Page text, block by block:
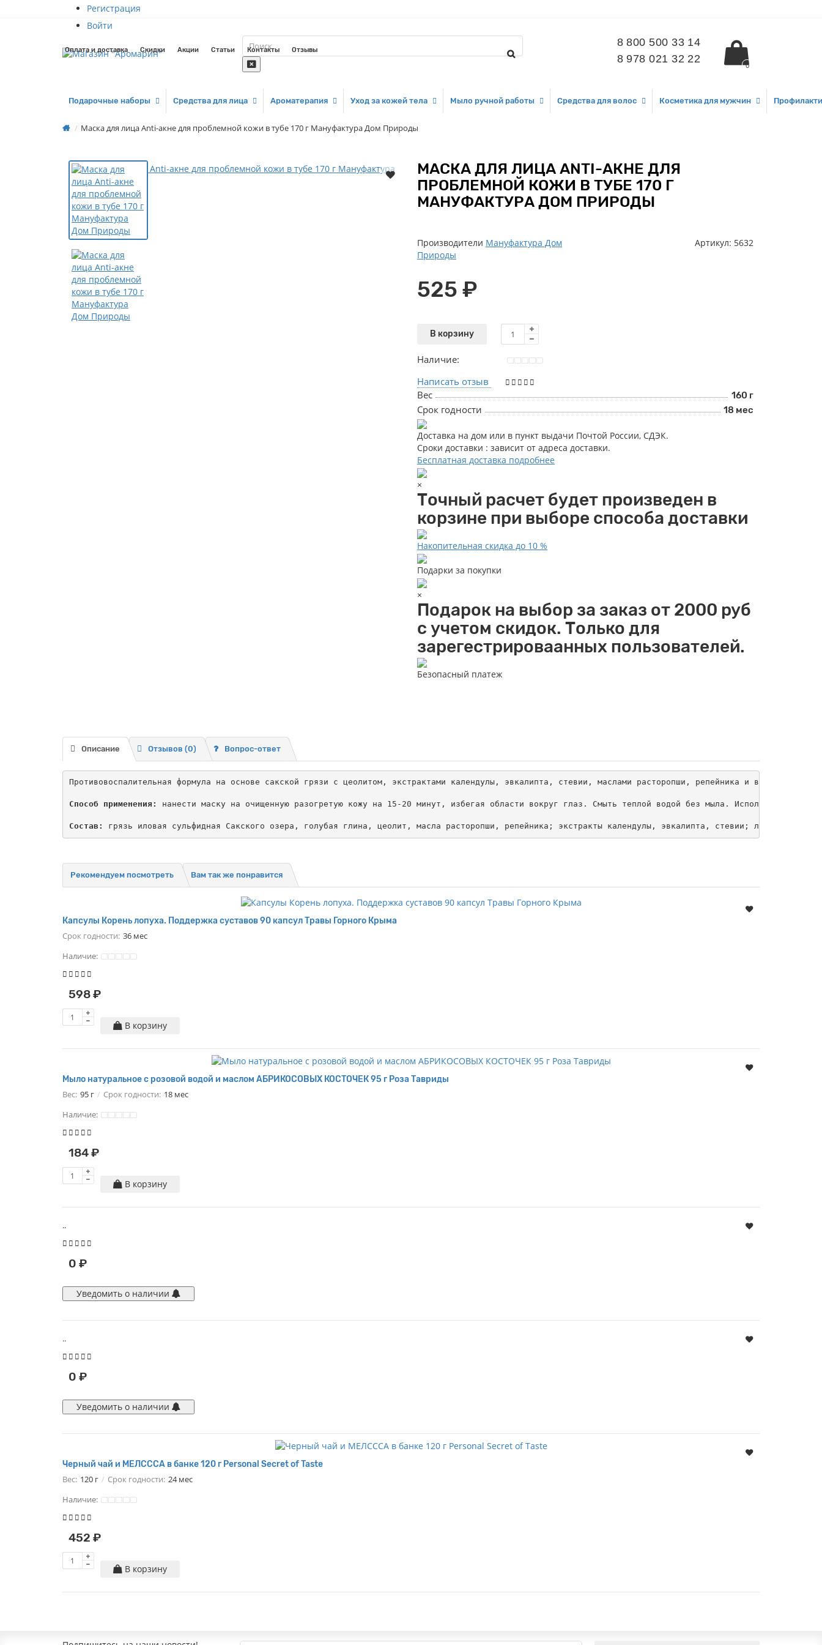
Регистрация
Войти
Оплата и доставка Скидки Акции Статьи Контакты Отзывы
8 800 500 33 14
8 978 021 32 22
0
Подарочные наборы Средства для лица Ароматерапия Уход за кожей тела Мыло ручной работы Средства для волос Косметика для мужчин
Маска для лица Anti-акне для проблемной кожи в тубе 170 г Мануфактура Дом Природы
МАСКА ДЛЯ ЛИЦА ANTI-АКНЕ ДЛЯ
ПРОБЛЕМНОЙ КОЖИ В ТУБЕ 170 Г
МАНУФАКТУРА ДОМ ПРИРОДЫ
Производители Мануфактура Дом
Природы
Артикул: 5632
525 ₽
В корзину
Наличие:
Написать отзыв
Вес
160 г
Срок годности 18 мес
Доставка на дом или в пункт выдачи Почтой России, СДЭК.
Сроки доставки : зависит от адреса доставки.
Бесплатная доставка подробнее
×
Точный расчет будет произведен в
корзине при выборе способа доставки
Накопительная скидка до 10 %
Подарки за покупки
×
Подарок на выбор за заказ от 2000 руб
с учетом скидок. Только для
зарегестрироваанных пользователей.
Безопасный платеж
Описание Отзывов (0) Вопрос-ответ
Противовоспалительная формула на основе сакской грязи с цеолитом, экстрактами календулы, эвкалипта, стевии, маслами расторопши, репейника и
Способ применения: нанести маску на очищенную разогретую кожу на 15-20 минут, избегая области вокруг глаз. Смыть теплой водой без мыла. Использовать не
Состав: грязь иловая сульфидная Сакского озера, голубая глина, цеолит, масла расторопши, репейника; экстракты календулы, эвкалипта, стевии; лимонная
Рекомендуем посмотреть Вам так же понравится
Капсулы Корень лопуха. Поддержка суставов 90 капсул Травы Горного Крыма
Срок годности: 36 мес
Наличие:
598 ₽
В корзину
Мыло натуральное с розовой водой и маслом АБРИКОСОВЫХ КОСТОЧЕК 95 г Роза Тавриды
Вес: 95 г Срок годности: 18 мес
Наличие:
184 ₽
В корзину
..
0 ₽
Уведомить о наличии
..
0 ₽
Уведомить о наличии
Черный чай и МЕЛСССА в банке 120 г Personal Secret of Taste
Вес: 120 г Срок годности: 24 мес
Наличие:
452 ₽
В корзину